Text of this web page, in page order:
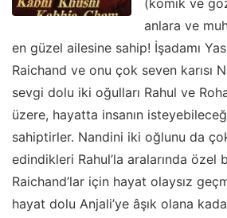
anlara ve
en güzel ailesine sahip! İşadamı
Raichand ve onu çok seven karısı
sevgi dolu iki oğulları Rahul ve
üzere, hayatta insanın
sahiptirler. Nandini iki oğlunu da
edindikleri Rahul’la aralarında özel
Raichand’lar için hayat olaysız
hayat dolu Anjali’ye âşık olana